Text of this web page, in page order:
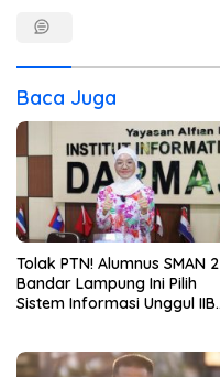
Baca Juga
Tolak PTN! Alumnus SMAN 2
Bandar Lampung Ini Pilih
Sistem Informasi Unggul IIB